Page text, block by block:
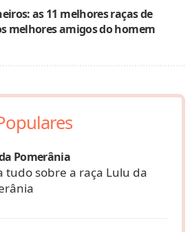
as 11 melhores raças de
melhores amigos do homem
Pomerânia
tudo sobre a raça Lulu da